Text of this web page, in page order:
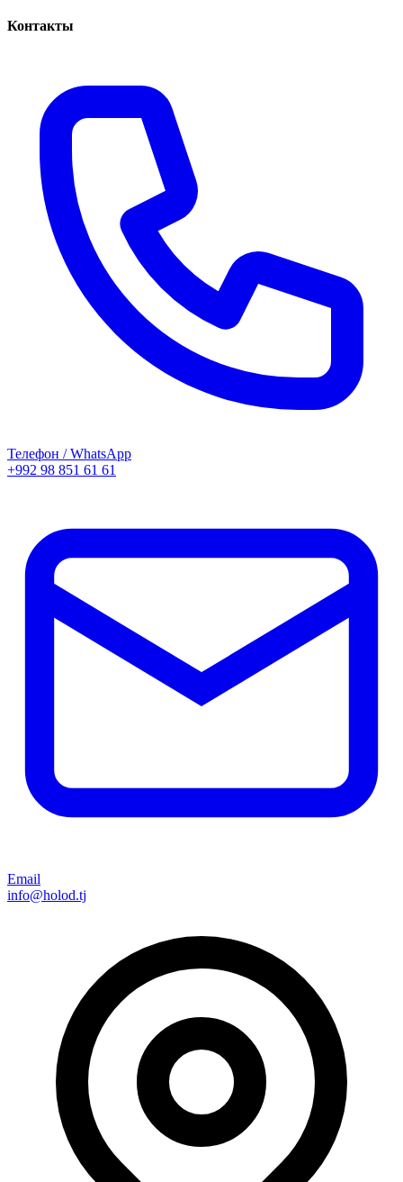
Контакты
Телефон / WhatsApp
+992 98 851 61 61
Email
info@holod.tj